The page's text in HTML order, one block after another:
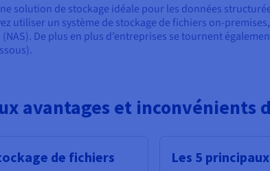
solution de stockage idéale pour les données
utiliser un système de stockage de fichiers on-
De plus en plus d’entreprises se tournent
avantages et inconvénients
de fichiers Les 5